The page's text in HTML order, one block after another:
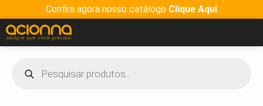
Confira agora nosso catálogo Clique Aqui